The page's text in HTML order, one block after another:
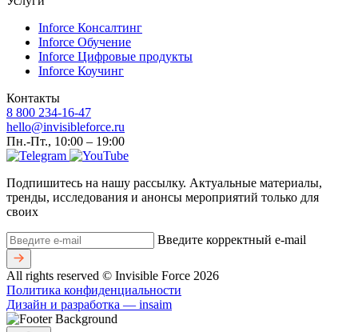
Inforce Консалтинг
Inforce Обучение
Inforce Цифровые продукты
Inforce Коучинг
Контакты
8 800 234-16-47
hello@invisibleforce.ru
Пн.-Пт., 10:00 – 19:00
Подпишитесь на нашу рассылку. Актуальные материалы,
тренды, исследования и анонсы мероприятий только для
своих
Введите корректный e-mail
All rights reserved © Invisible Force 2026
Политика конфиденциальности
Дизайн и разработка — insaim